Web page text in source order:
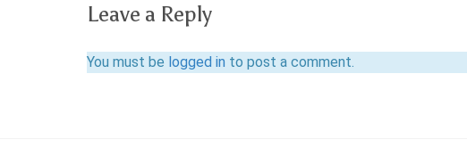
Leave a Reply
You must be logged in to post a comment.